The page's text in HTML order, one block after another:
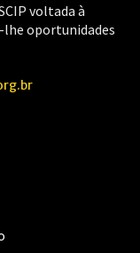
voltada à
lhe oportunidades